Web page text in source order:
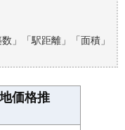
える？
」「駅距離」「面積」
価格推